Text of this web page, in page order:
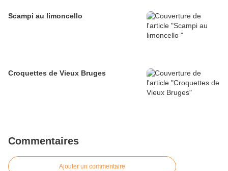
Scampi au limoncello
Croquettes de Vieux Bruges
Commentaires
Ajouter un commentaire